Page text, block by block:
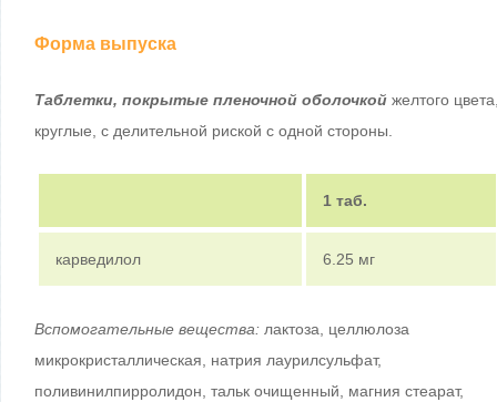
Форма выпуска
Таблетки, покрытые пленочной оболочкой желтого
круглые, с делительной риской с одной стороны.
1 таб.
карведилол 6.25 мг
Вспомогательные вещества: лактоза, целлюлоза
микрокристаллическая, натрия лаурилсульфат,
поливинилпирролидон, тальк очищенный, магния стеарат,